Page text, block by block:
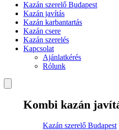
Kazán szerelő Budapest
Kazán javítás
Kazán karbantartás
Kazán csere
Kazán szerelés
Kapcsolat
Ajánlatkérés
Rólunk
Kombi kazán
Kazán szerelő Budapest